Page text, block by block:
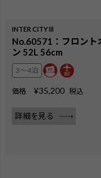
INTER CITYⅢ
No.60571：フロント
ン 52L 56cm
3〜4泊
価格 ¥35,200 税込
詳細を見る